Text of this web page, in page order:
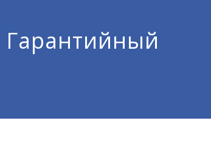
Гарантийный